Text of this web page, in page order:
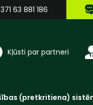
63 881 186
Kļūsti par partneri
(pretkritiena)